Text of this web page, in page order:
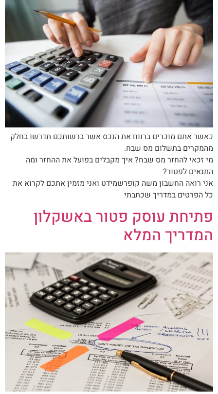
כאשר אתם מוכרים ברווח את הנכס אשר ברשותכם תדרשו בחלק
מהמקרים בתשלום מס שבח.
מי זכאי להחזר מס שבח? איך מקבלים בפועל את ההחזר ומה
התנאים לפטור?
אני רואה החשבון משה קופרשמידט ואני מזמין אתכם לקרוא את
כל הפרטים במדריך שכתבתי
פתיחת עוסק פטור באשקלון
המדריך המלא